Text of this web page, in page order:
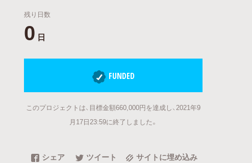
残り日数
0 日
FUNDED
このプロジェクトは、目標金額660,000円を達成し、2021年9
月17日23:59に終了しました。
シェア ツイート サイトに埋め込み